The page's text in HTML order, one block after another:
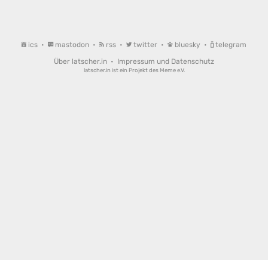
ics • mastodon • rss • twitter • bluesky •
telegram
Über latscher.in • Impressum und Datenschutz
latscher.in ist ein Projekt des Meme e.V.